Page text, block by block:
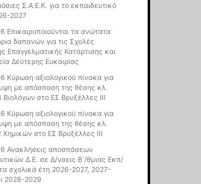
Σ.Α.Ε.Κ. για το εκπαιδευτικό
2027
Επικαιροποιούνται τα ανώτατα
δαπανών για τις Σχολές
Επαγγελματικής Κατάρτισης και
Δεύτερης Ευκαιρίας
Κύρωση αξιολογικού πίνακα για
με απόσπαση της θέσης κλ.
στο ΕΣ Βρυξέλλες ΙΙΙ
Κύρωση αξιολογικού πίνακα για
με απόσπαση της θέσης κλ.
στο ΕΣ Βρυξέλλες ΙΙΙ
Ανακλήσεις αποσπάσεων
Δ.Ε. σε Δ/νσεις Β΄/θμιας Εκπ/
σχολικά έτη 2026-2027, 2027-
2028-2029